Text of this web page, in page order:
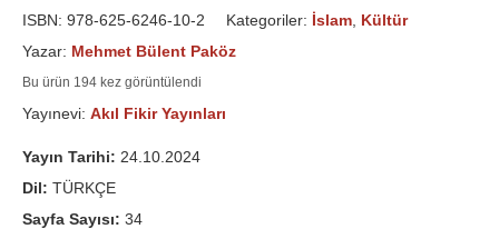
ISBN: 978-625-6246-10-2 Kategoriler: İslam Kültür
Yazar: Mehmet Bülent Paköz
Bu ürün 194 kez görüntülendi
Yayınevi: Akıl Fikir Yayınları
Yayın Tarihi: 24.10.2024
Dil: TÜRKÇE
Sayfa Sayısı: 34